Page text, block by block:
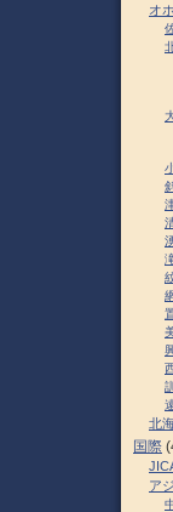
オ
北
国際
ア